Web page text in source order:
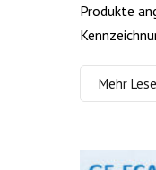
Produkte
Mehr